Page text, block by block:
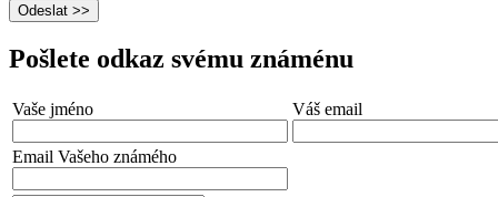
Pošlete odkaz svému známénu
Vaše jméno Váš email
Email Vašeho známého